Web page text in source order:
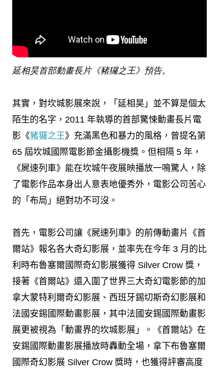
延相昊首部動畫長片《豬玀之王》預告。
其實，對坎城影展來說，「延相昊」並不算是個太
陌生的名字，2011 年執導的首部驚悚動畫長片電
影《豬玀之王》充滿黑色和暴力的風格，曾提名第
65 屆坎城國際電影節金攝影機獎。但相隔 5 年，
《屍速列車》能在坎城午夜展映播放一鳴驚人，除
了電影作品本身出人意表地優秀外，電影公司苦心
的「布局」絕對功不可沒。
首先，電影公司讓《屍速列車》的前傳動畫片《首
爾站》報名各大奇幻影展，並率先在今年 3 月的比
利時布魯塞爾國際奇幻影展獲得 Silver Crow 獎，
接著《首爾站》還入圍了世界三大奇幻電影節的加
拿大蒙特利爾奇幻影展、西班牙錫切斯奇幻影展和
法國安錫國際動畫影展，其中法國安錫國際動畫影
展更被視為「動畫界的坎城影展」。《首爾站》在
安錫國際動畫影展播放時轟動全場，拿下布魯塞爾
國際奇幻影展 Silver Crow 獎時，也獲得評審高度